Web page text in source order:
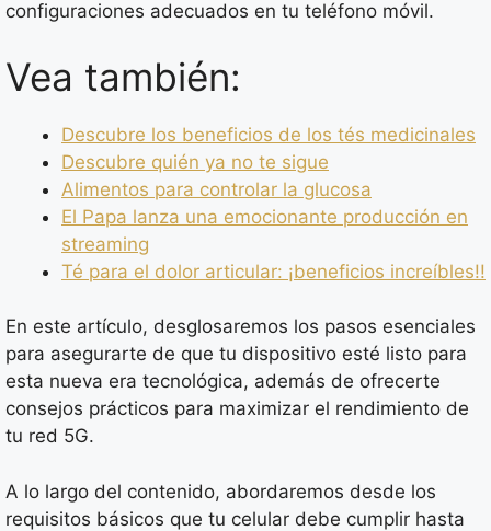
configuraciones adecuados en tu teléfono móvil.
Vea también:
Descubre los beneficios de los tés medicinales
Descubre quién ya no te sigue
Alimentos para controlar la glucosa
El Papa lanza una emocionante producción en
streaming
Té para el dolor articular: ¡beneficios increíbles!!
En este artículo, desglosaremos los pasos esenciales
para asegurarte de que tu dispositivo esté listo para
esta nueva era tecnológica, además de ofrecerte
consejos prácticos para maximizar el rendimiento de
tu red 5G.
A lo largo del contenido, abordaremos desde los
requisitos básicos que tu celular debe cumplir hasta